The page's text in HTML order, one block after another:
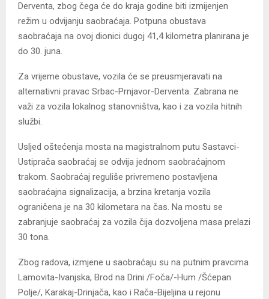
Derventa, zbog čega će do kraja godine biti izmijenjen
režim u odvijanju saobraćaja. Potpuna obustava
saobraćaja na ovoj dionici dugoj 41,4 kilometra planirana je
do 30. juna.
Za vrijeme obustave, vozila će se preusmjeravati na
alternativni pravac Srbac-Prnjavor-Derventa. Zabrana ne
važi za vozila lokalnog stanovništva, kao i za vozila hitnih
službi.
Usljed oštećenja mosta na magistralnom putu Sastavci-
Ustiprača saobraćaj se odvija jednom saobraćajnom
trakom. Saobraćaj reguliše privremeno postavljena
saobraćajna signalizacija, a brzina kretanja vozila
ograničena je na 30 kilometara na čas. Na mostu se
zabranjuje saobraćaj za vozila čija dozvoljena masa prelazi
30 tona.
Zbog radova, izmjene u saobraćaju su na putnim pravcima
Lamovita-Ivanjska, Brod na Drini /Foča/-Hum /Šćepan
Polje/, Karakaj-Drinjača, kao i Rača-Bijeljina u rejonu